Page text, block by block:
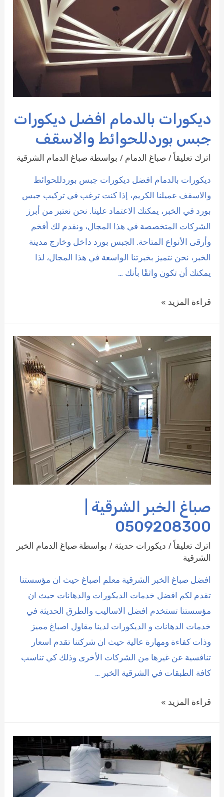
ديكورات بالدمام افضل ديكورات
جبس بوردللحوائط والاسقف
اترك تعليقاً /صباغ الدمام / بواسطة صباغ الدمام الشرقية
ديكورات بالدمام افضل ديكورات جبس بوردللحوائط
والاسقف عميلنا الكريم، إذا كنت ترغب في تركيب جبس
بورد في الخبر، يمكنك الاعتماد علينا. نحن نعتبر من أبرز
الشركات المتخصصة في هذا المجال، ونقدم لك أفخم
وأرقى الأنواع المتاحة. الجبس بورد داخل وخارج مدينة
الخبر، نحن نتميز بخبرتنا الواسعة في هذا المجال، لذا
يمكنك أن تكون واثقًا بأنك …
ديكورات
ديكورات
جبس
بوردللحوائط
والاسقف
قراءة المزيد »
صباغ الخبر الشرقية |
0509208300
اترك تعليقاً / ديكورات حديثة / بواسطة صباغ الدمام الخبر
الشرقية
افضل صباغ الخبر الشرقية معلم اصباغ حيث ان مؤسستنا
تقدم لكم افضل خدمات الديكورات والدهانات حيث ان
مؤسستنا تستخدم افضل الاساليب والطرق الحديثة في
خدمات الدهانات و الديكورات لدينا مقاول اصباغ مميز
وذات كفاءة ومهارة عالية حيث ان شركتنا تقدم اسعار
تنافسية عن غيرها من الشركات الأخرى وذلك كي تناسب
كافة الطبقات في الشرقية الخبر …
صباغ
0509208300
قراءة المزيد »